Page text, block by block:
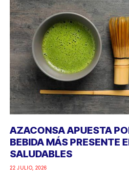
AZACONSA APUESTA
BEBIDA MÁS PRESENTE
SALUDABLES
22 JULIO, 2026